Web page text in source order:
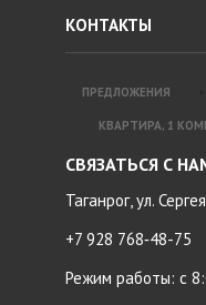
КОНТАКТЫ
ПРЕДЛОЖЕНИЯ
КВАРТИРА, 1
СВЯЗАТЬСЯ С
Таганрог, ул.
+7 928 768‑48-75
Режим работы: с